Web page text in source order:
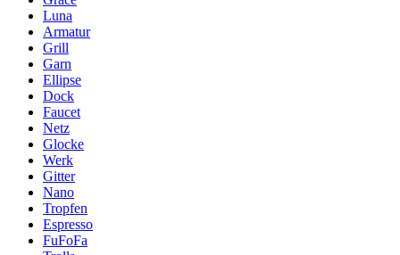
Luna
Armatur
Grill
Garn
Ellipse
Dock
Faucet
Netz
Glocke
Werk
Gitter
Nano
Tropfen
Espresso
FuFoFa